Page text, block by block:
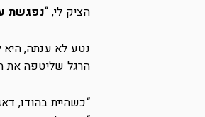
הציק לי, “נפגשת
נטע לא ענתה, היא
הרגל שליטפה את
“כשהיית בהודו,